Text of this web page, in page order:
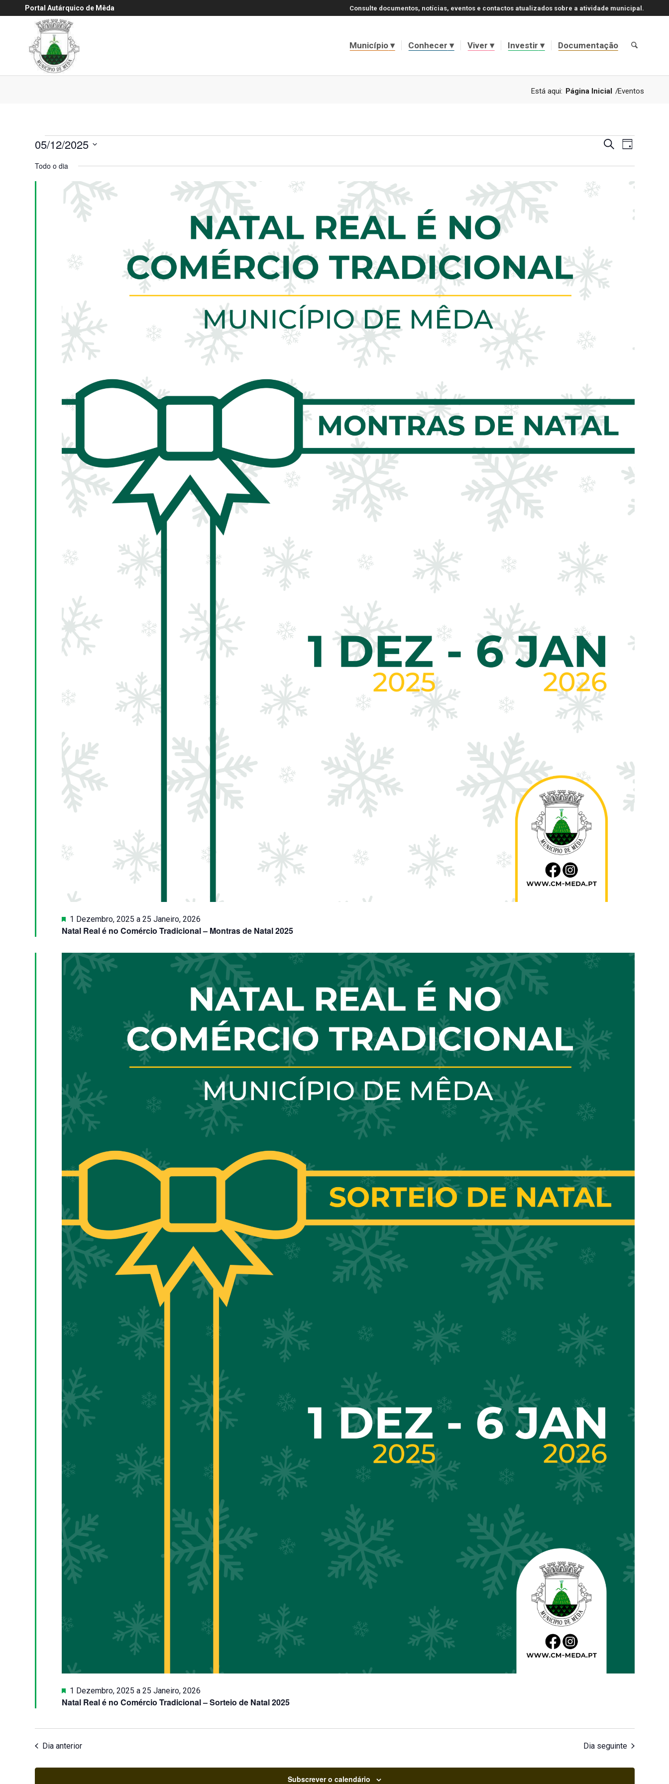
Portal Autárquico de Mêda Consulte documentos, notícias, eventos e contactos atualizados sobre a atividade municipal.
Município Conhecer Viver Investir Documentação
Está aqui: Página Inicial /Eventos
Eventos
for
5
Dezembro,
2025
PesquisarNavegação
de
de
Dia
05/12/2025
a
data.
Todo o dia
Natal Real é no Comércio Tradicional – Montras de Natal 2025
Destaque
1 Dezembro, 2025 a 25 Janeiro, 2026
Natal Real é no Comércio Tradicional – Sorteio de Natal 2025
Destaque
1 Dezembro, 2025 a 25 Janeiro, 2026
Dia anterior Dia seguinte
Subscrever o calendário